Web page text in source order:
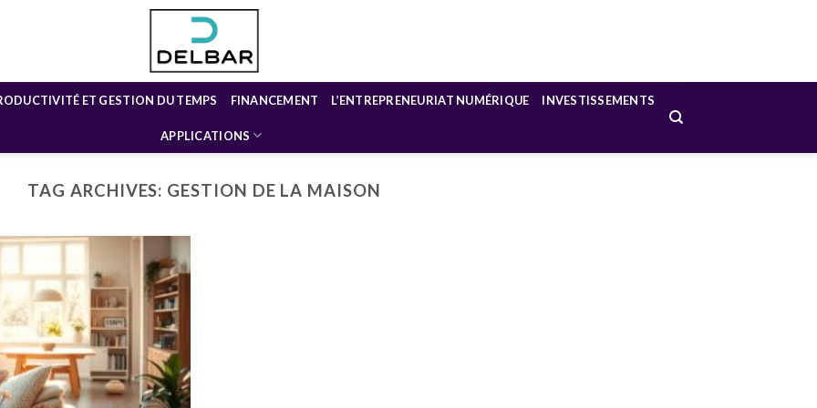
ET GESTION DU TEMPS FINANCEMENT L’ENTREPRENEURIAT NUMÉRIQUE INVESTISSEMENTS
APPLICATIONS
TAG ARCHIVES: GESTION DE LA MAISON